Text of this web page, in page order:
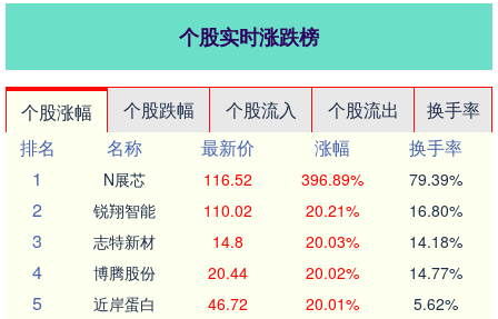
个股实时涨跌榜
个股涨幅 个股跌幅 个股流入 个股流出
换手率
排名
名称 最新价 涨幅
换手率
1
N展芯 116.52 396.89% 79.39%
2 锐翔智能 110.02 20.21% 16.80%
3 志特新材 14.8 20.03% 14.18%
4 博腾股份 20.44 20.02% 14.77%
5 近岸蛋白 46.72 20.01% 5.62%